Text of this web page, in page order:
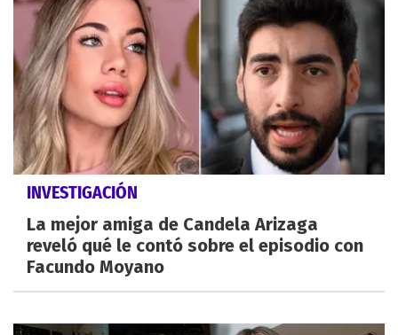
INVESTIGACIÓN
La mejor amiga de Candela Arizaga
reveló qué le contó sobre el episodio con
Facundo Moyano